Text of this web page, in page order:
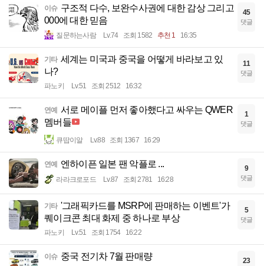
이슈 구조적 다수, 보완수사권에 대한 감상 그리고
000에 대한 믿음
질문하는사람 Lv.74 조회 1582 추천 1 16:35
45
댓글
기타 세계는 미국과 중국을 어떻게 바라보고 있
나?
파노키 Lv.51 조회 2512 16:32
11
댓글
연예
서로 메이플 먼저 좋아했다고 싸우는 QWER
멤버들
큐땁이알 Lv.88 조회 1367 16:29
1
댓글
연예 엔하이픈 일본 팬 악플로 ...
라라크로포드 Lv.87 조회 2781 16:28
9
댓글
기타 '그래픽카드를 MSRP에 판매하는 이벤트'가
퀘이크콘 최대 화제 중 하나로 부상
파노키 Lv.51 조회 1754 16:22
5
댓글
이슈 중국 전기차 7월 판매량 23